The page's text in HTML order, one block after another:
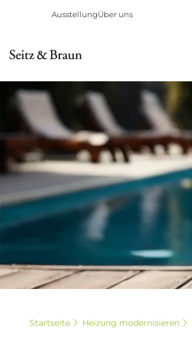
zum
Inhalt
AusstellungÜber uns
Startseite Heizung modernisieren